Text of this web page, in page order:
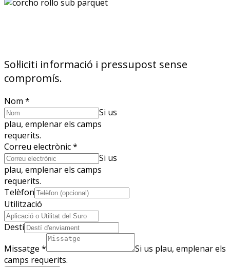
Sol·liciti informació i pressupost sense
compromís.
Nom *
Si us
plau, emplenar els camps
requerits.
Correu electrònic*
Si us
plau, emplenar els camps
requerits.
Telèfon
Utilització
Destí
Missatge *
Si us plau, emplenar els
camps requerits.